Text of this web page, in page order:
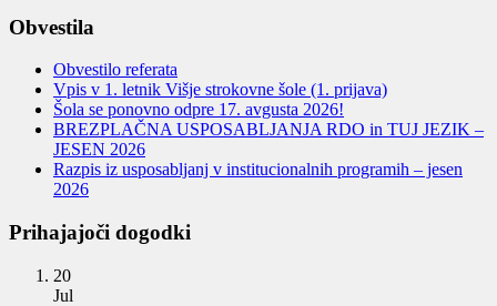
Obvestila
Obvestilo referata
Vpis v 1. letnik Višje strokovne šole (1. prijava)
Šola se ponovno odpre 17. avgusta 2026!
BREZPLAČNA USPOSABLJANJA RDO in TUJ JEZIK –
JESEN 2026
Razpis iz usposabljanj v institucionalnih programih – jesen
2026
Prihajajoči dogodki
20
Jul